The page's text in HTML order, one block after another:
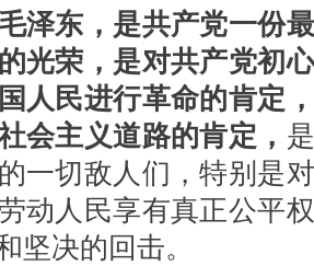
泽东，是共产党一份
光荣，是对共产党初
人民进行革命的肯定
会主义道路的肯定，
一切敌人们，特别是
动人民享有真正公平
坚决的回击。